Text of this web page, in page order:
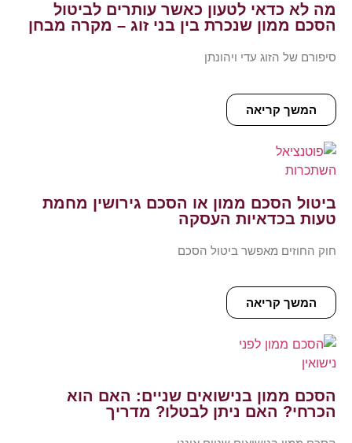
מה לא כדאי לטעון כאשר עותרים לביטול
הסכם ממון שנכרת בין בני זוג – מקרה מבחן
סיפורם של הזוג עדי ויהונתן
המשך קריאה
ביטול הסכם ממון או הסכם גירושין מחמת
טעות בכדאיות העסקה
חוק החוזים מאפשר ביטול הסכם
המשך קריאה
הסכם ממון בנישואים שניים: האם הוא
הכרחי? האם ניתן לבטלו? מדריך